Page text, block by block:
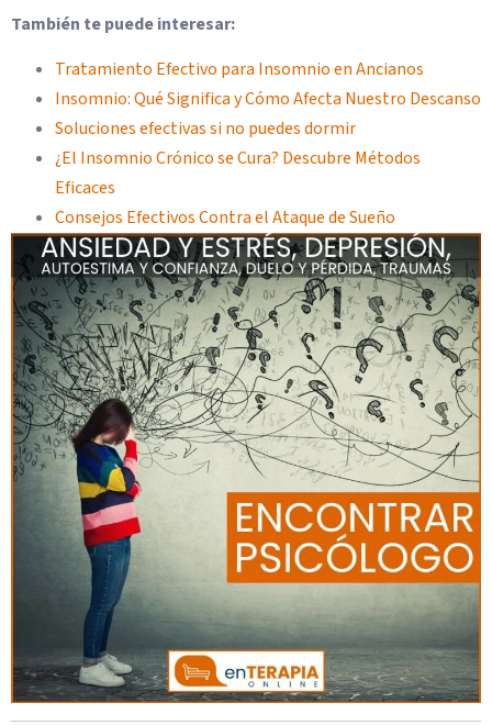
También te puede interesar:
Tratamiento Efectivo para Insomnio en Ancianos
Insomnio: Qué Significa y Cómo Afecta Nuestro Descanso
Soluciones efectivas si no puedes dormir
¿El Insomnio Crónico se Cura? Descubre Métodos
Eficaces
Consejos Efectivos Contra el Ataque de Sueño